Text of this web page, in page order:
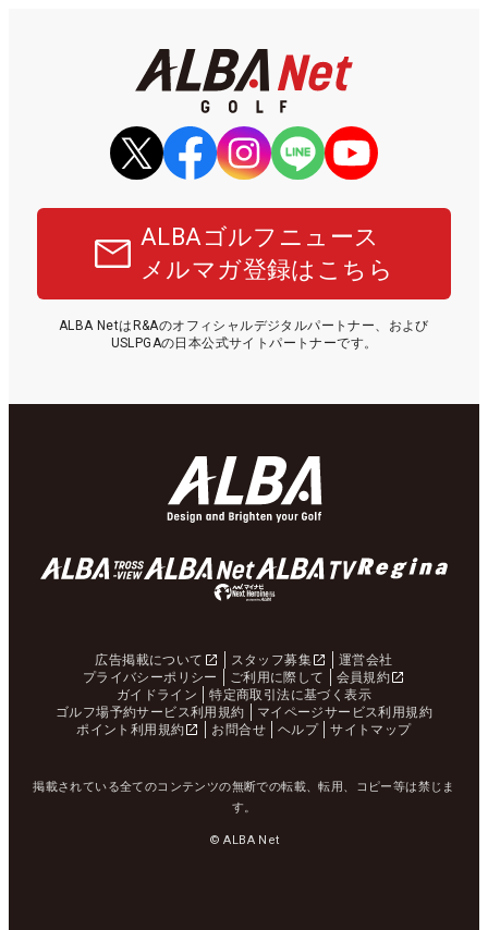
ALBAゴルフニュース
メルマガ登録はこちら
ALBA NetはR&Aのオフィシャルデジタルパートナー、および
USLPGAの日本公式サイトパートナーです。
広告掲載について スタッフ募集
運営会社
プライバシーポリシー
ご利用に際して
会員規約
ガイドライン
特定商取引法に基づく表示
ゴルフ場予約サービス利用規約
マイページサービス利用規約
ポイント利用規約
お問合せ ヘルプ サイトマップ
掲載されている全てのコンテンツの無断での転載、転用、コピー等は禁じま
す。
© ALBA Net